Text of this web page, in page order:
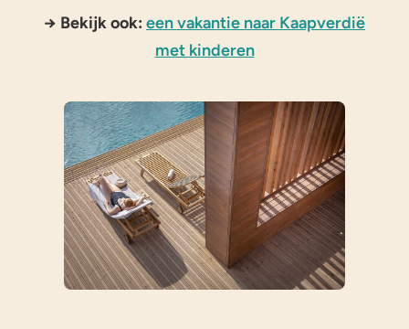
→ Bekijk ook: een vakantie naar Kaapverdië
met kinderen